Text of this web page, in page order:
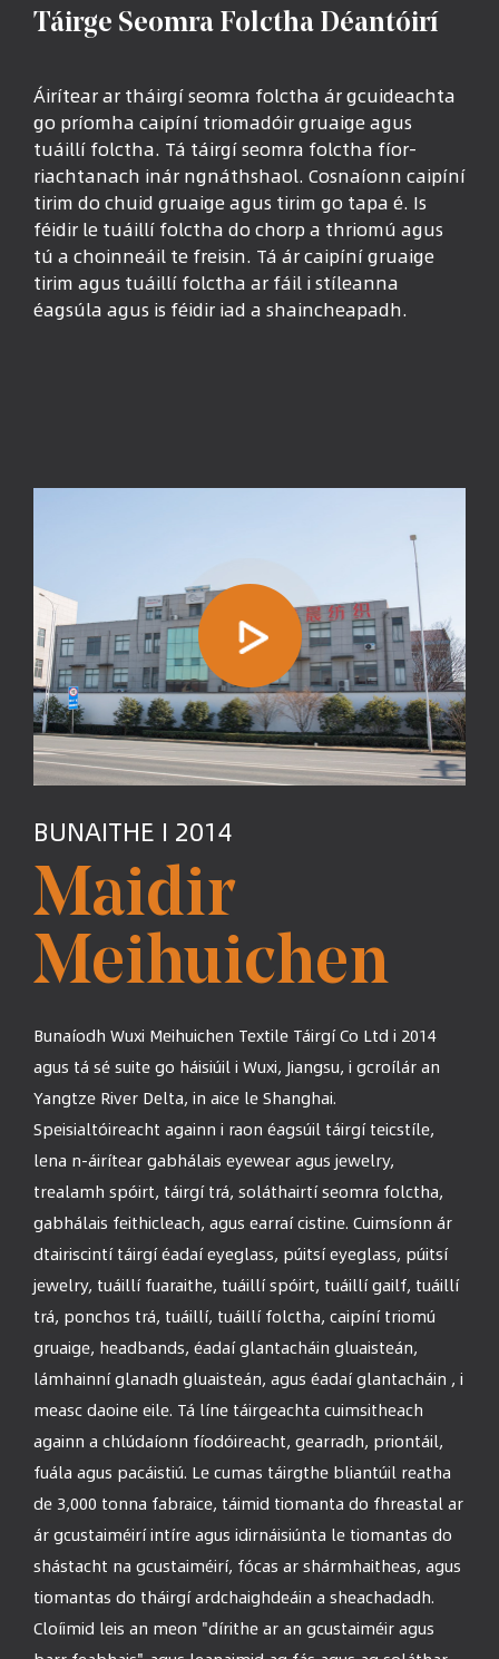
Táirge Seomra Folctha Déantóirí
Áirítear ar tháirgí seomra folctha ár gcuideachta
go príomha caipíní triomadóir gruaige agus
tuáillí folctha. Tá táirgí seomra folctha fíor-
riachtanach inár ngnáthshaol. Cosnaíonn caipíní
tirim do chuid gruaige agus tirim go tapa é. Is
féidir le tuáillí folctha do chorp a thriomú agus
tú a choinneáil te freisin. Tá ár caipíní gruaige
tirim agus tuáillí folctha ar fáil i stíleanna
éagsúla agus is féidir iad a shaincheapadh.
BUNAITHE I 2014
Maidir
Meihuichen
Bunaíodh Wuxi Meihuichen Textile Táirgí Co Ltd i 2014
agus tá sé suite go háisiúil i Wuxi, Jiangsu, i gcroílár an
Yangtze River Delta, in aice le Shanghai.
Speisialtóireacht againn i raon éagsúil táirgí teicstíle,
lena n-áirítear gabhálais eyewear agus jewelry,
trealamh spóirt, táirgí trá, soláthairtí seomra folctha,
gabhálais feithicleach, agus earraí cistine. Cuimsíonn ár
dtairiscintí táirgí éadaí eyeglass, púitsí eyeglass, púitsí
jewelry, tuáillí fuaraithe, tuáillí spóirt, tuáillí gailf, tuáillí
trá, ponchos trá, tuáillí, tuáillí folctha, caipíní triomú
gruaige, headbands, éadaí glantacháin gluaisteán,
lámhainní glanadh gluaisteán, agus éadaí glantacháin , i
measc daoine eile. Tá líne táirgeachta cuimsitheach
againn a chlúdaíonn fíodóireacht, gearradh, priontáil,
fuála agus pacáistiú. Le cumas táirgthe bliantúil reatha
de 3,000 tonna fabraice, táimid tiomanta do fhreastal ar
ár gcustaiméirí intíre agus idirnáisiúnta le tiomantas do
shástacht na gcustaiméirí, fócas ar shármhaitheas, agus
tiomantas do tháirgí ardchaighdeáin a sheachadadh.
Cloíimid leis an meon "dírithe ar an gcustaiméir agus